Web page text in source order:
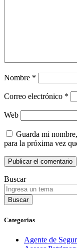
Nombre *
Correo electrónico *
Web
Guarda mi
para la próxima vez
Buscar
Buscar
Categorías
Agente de